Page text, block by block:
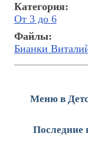
Меню в
Последние
Категория:
От 3 до 6
Файлы:
Бианки